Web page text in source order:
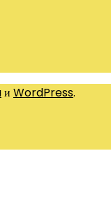
и WordPress.